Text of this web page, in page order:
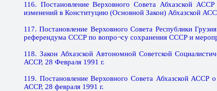
116. Постановление Верховного Совета Абхазской
изменений в Конституцию (Основной Закон) Абхазской
117. Постановление Верховного Совета Республики
референдума СССР по вопро¬су сохранения СССР и
118. Закон Абхазской Автономной Советской
АССР, 28 Февраля 1991 г.
119. Постановление Верховного Совета Абхазской АССР
АССР, 28 февраля 1991 г.